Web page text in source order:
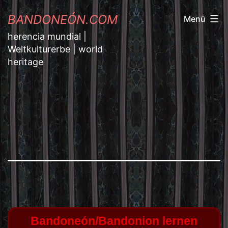
BANDONEÓN.COM
herencia mundial |
Weltkulturerbe | world
heritage
Menü
Bandoneón/Bandonion lernen